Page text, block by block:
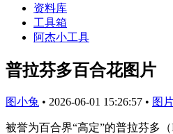
资料库
工具箱
阿杰小工具
普拉芬多百合花图片
图小兔 • 2026-06-01 15:26:57 • 图
被誉为百合界“高定”的普拉芬多